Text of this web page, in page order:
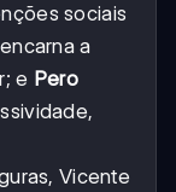
sociais
encarna a
e Pero
Vicente